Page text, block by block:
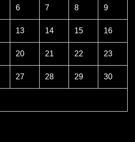
6 7 8 9
13 14 15 16
20 21 22 23
27 28 29 30